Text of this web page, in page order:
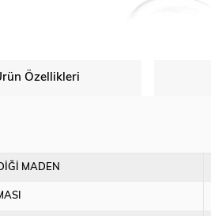
Özellikleri
MADEN